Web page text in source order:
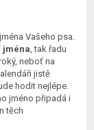
Vašeho psa.
jména, tak řadu
neboť na
jistě
hodit nejlépe.
jméno připadá i
těch